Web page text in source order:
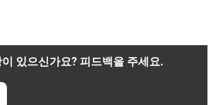
있으신가요? 피드백을 주세요.